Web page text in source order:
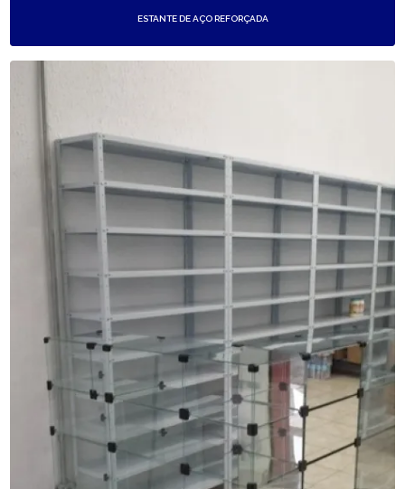
ESTANTE DE AÇO REFORÇADA